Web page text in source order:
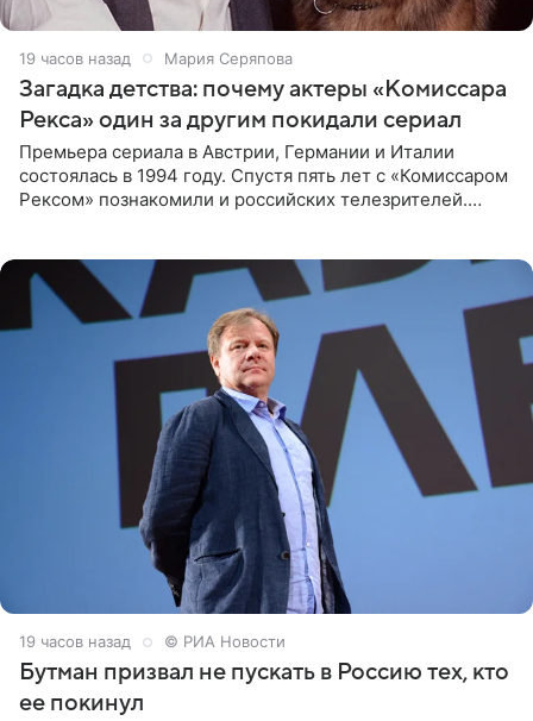
19 часов назад Мария Серяпова
Загадка детства: почему актеры «Комиссара
Рекса» один за другим покидали сериал
Премьера сериала в Австрии, Германии и Италии
состоялась в 1994 году. Спустя пять лет с «Комиссаром
Рексом» познакомили и российских телезрителей.
19 часов назад © РИА Новости
Бутман призвал не пускать в Россию тех, кто
ее покинул